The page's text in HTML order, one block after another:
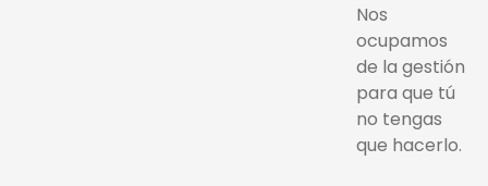
Nos
ocupamos
de la gestión
para que tú
no tengas
que hacerlo.